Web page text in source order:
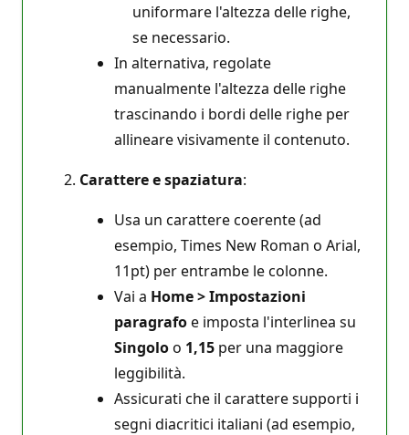
uniformare l'altezza delle righe,
se necessario.
In alternativa, regolate
manualmente l'altezza delle righe
trascinando i bordi delle righe per
allineare visivamente il contenuto.
Carattere e spaziatura:
Usa un carattere coerente (ad
esempio, Times New Roman o Arial,
11pt) per entrambe le colonne.
Vai a Home > Impostazioni
paragrafoe imposta l'interlinea su
Singoloo 1,15 per una maggiore
leggibilità.
Assicurati che il carattere supporti i
segni diacritici italiani (ad esempio,